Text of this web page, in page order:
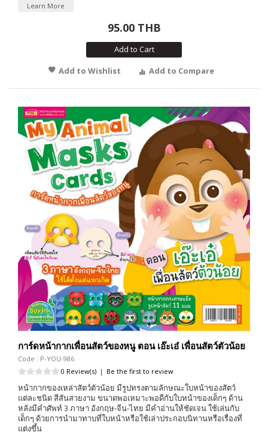
Learn More
95.00 THB
Add to Cart
Add to Wishlist
Add to Compare
การ์ดหน้ากากเพื่อนสัตว์ของหนู ตอน เอ๊ะเอ๋ เพื่อนสัตว์ตัวน้อย
Code : P-YOU-986
0 Review(s) | Be the first to review
หน้ากากของเหล่าสัตว์ตัวน้อย มีรูปทรงตามลักษณะใบหน้าของสัตว์
แต่ละชนิด สีสันสวยงาม ขนาดพอเหมาะพอดีกับใบหน้าของเด็กๆ ด้าน
หลังมีคำศัพท์ 3 ภาษา อังกฤษ-จีน-ไทย มีคำอ่านให้ชัดเจน ใช้เล่นกับ
เด็กๆ ด้วยการนำมาทาบที่ใบหน้าหรือใช้เล่าประกอบนิทานหรือเรื่องที่
แต่งขึ้น